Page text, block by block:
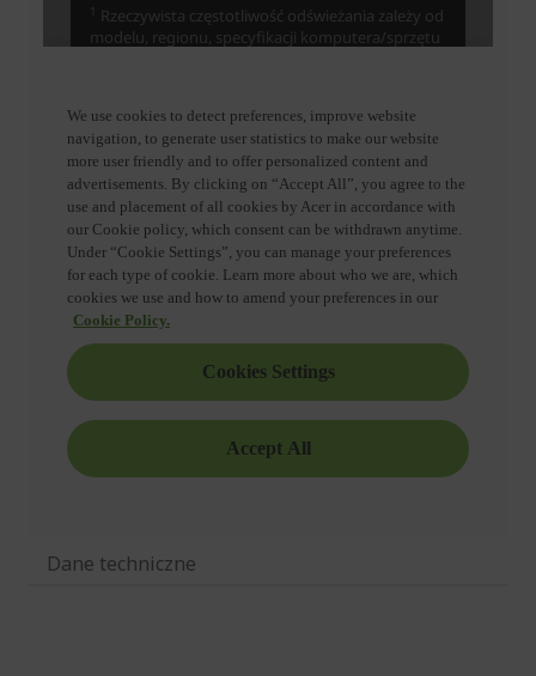
Dane techniczne